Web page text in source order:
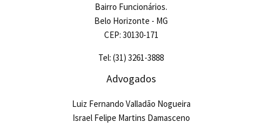
Bairro Funcionários.
Belo Horizonte - MG
CEP: 30130-171
Tel: (31) 3261-3888
Advogados
Luiz Fernando Valladão Nogueira
Israel Felipe Martins Damasceno